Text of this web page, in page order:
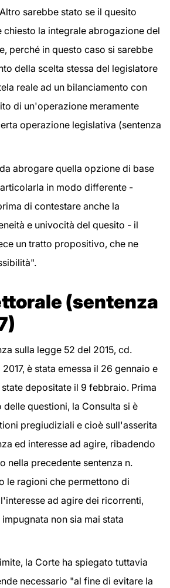
sarebbe stato se il quesito
chiesto la integrale abrogazione del
perché in questo caso si sarebbe
della scelta stessa del legislatore
reale ad un bilanciamento con
di un'operazione meramente
operazione legislativa (sentenza
abrogare quella opzione di base
in modo differente -
di contestare anche la
e univocità del quesito - il
un tratto propositivo, che ne
(sentenza
sulla legge 52 del 2015, cd.
2017, è stata emessa il 26 gennaio e
depositate il 9 febbraio. Prima
questioni, la Consulta si è
pregiudiziali e cioè sull'asserita
ed interesse ad agire, ribadendo
nella precedente sentenza n.
le ragioni che permettono di
ad agire dei ricorrenti,
non sia mai stata
la Corte ha spiegato tuttavia
necessario "al fine di evitare la